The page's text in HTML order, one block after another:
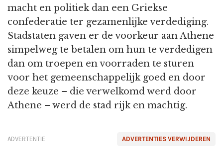
macht en politiek dan een Griekse
confederatie ter gezamenlijke verdediging.
Stadstaten gaven er de voorkeur aan Athene
simpelweg te betalen om hun te verdedigen
dan om troepen en voorraden te sturen
voor het gemeenschappelijk goed en door
deze keuze – die verwelkomd werd door
Athene – werd de stad rijk en machtig.
ADVERTENTIES VERWIJDEREN
ADVERTENTIE